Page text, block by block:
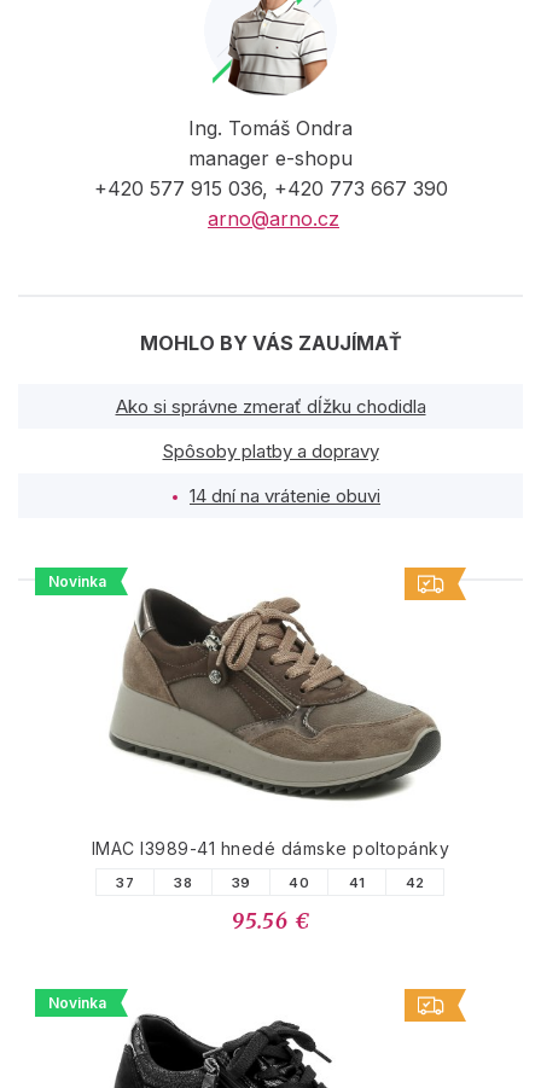
Ing. Tomáš Ondra
manager e-shopu
+420 577 915 036, +420 773 667 390
arno@arno.cz
MOHLO BY VÁS ZAUJÍMAŤ
Ako si správne zmerať dĺžku chodidla
Spôsoby platby a dopravy
14 dní na vrátenie obuvi
PODOBNÉ PRODUKTY
Novinka
IMAC I3989-41 hnedé dámske poltopánky
37 38 39 40 41 42
95.56 €
Novinka